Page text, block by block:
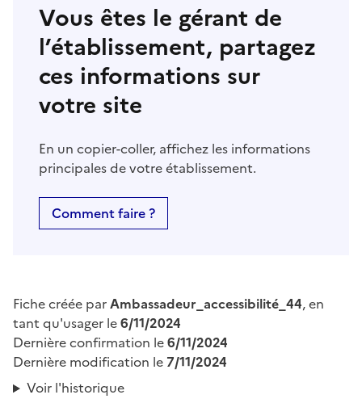
Vous êtes le gérant de
l’établissement, partagez
ces informations sur
votre site
En un copier-coller, affichez les informations
principales de votre établissement.
Comment faire ?
Fiche créée parAmbassadeur_accessibilité_44, en
tant qu'usager le6/11/2024
Dernière confirmation le6/11/2024
Dernière modification le 7/11/2024
Voir l'historique